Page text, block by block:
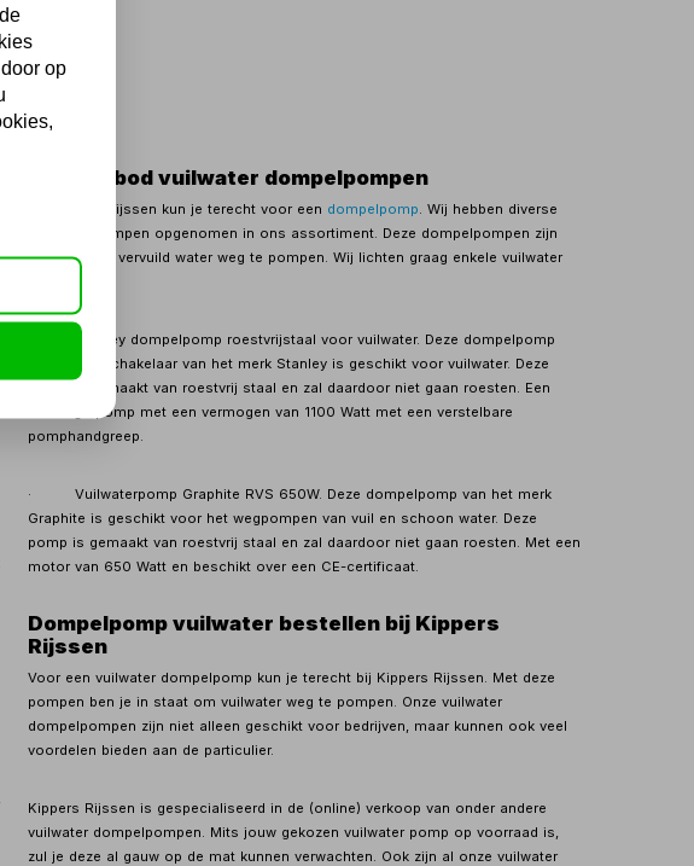
Ons aanbod vuilwater dompelpompen
Bij Kippers Rijssen kun je terecht voor een dompelpomp. Wij hebben diverse
vuilwater pompen opgenomen in ons assortiment. Deze dompelpompen zijn
geschikt om vervuild water weg te pompen. Wij lichten graag enkele vuilwater
· Stanley dompelpomp roestvrijstaal voor vuilwater. Deze dompelpomp
met vlotterschakelaar van het merk Stanley is geschikt voor vuilwater. Deze
pomp is gemaakt van roestvrij staal en zal daardoor niet gaan roesten. Een
krachtige pomp met een vermogen van 1100 Watt met een verstelbare
pomphandgreep.
· Vuilwaterpomp Graphite RVS 650W. Deze dompelpomp van het merk
Graphite is geschikt voor het wegpompen van vuil en schoon water. Deze
pomp is gemaakt van roestvrij staal en zal daardoor niet gaan roesten. Met een
motor van 650 Watt en beschikt over een CE-certificaat.
Dompelpomp vuilwater bestellen bij Kippers
Rijssen
Voor een vuilwater dompelpomp kun je terecht bij Kippers Rijssen. Met deze
pompen ben je in staat om vuilwater weg te pompen. Onze vuilwater
dompelpompen zijn niet alleen geschikt voor bedrijven, maar kunnen ook veel
voordelen bieden aan de particulier.
Kippers Rijssen is gespecialiseerd in de (online) verkoop van onder andere
vuilwater dompelpompen. Mits jouw gekozen vuilwater pomp op voorraad is,
zul je deze al gauw op de mat kunnen verwachten. Ook zijn al onze vuilwater
op